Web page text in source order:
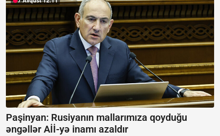
Paşinyan: Rusiyanın mallarımıza qoyduğu
əngəllər Aİİ-yə inamı azaldır